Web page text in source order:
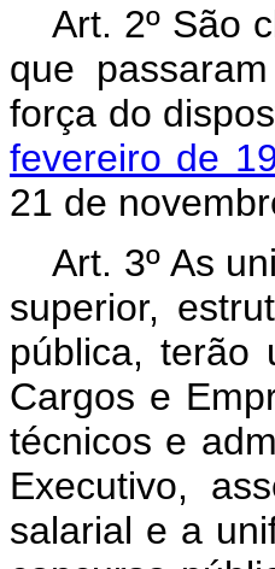
Art. 2º São
que
força do
fevereiro de
21 de
Art. 3º As
superior,
pública, terão
Cargos e
técnicos e
Executivo,
salarial e a